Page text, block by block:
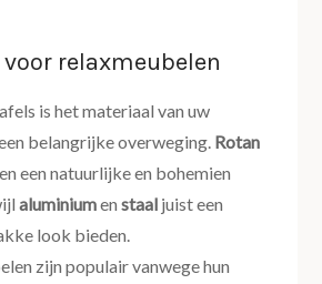
relaxmeubelen
is het materiaal van uw
belangrijke overweging. Rotan
een natuurlijke en bohemien
aluminiumenstaal juist een
look bieden.
zijn populair vanwege hun